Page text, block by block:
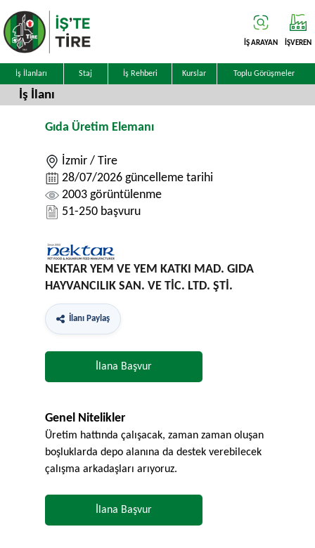
İŞ ARAYAN İŞVEREN
İş İlanları Staj İş Rehberi Kurslar Toplu Görüşmeler
İş İlanı
Gıda Üretim Elemanı
İzmir / Tire
28/07/2026 güncelleme tarihi
2003 görüntülenme
51-250 başvuru
NEKTAR YEM VE YEM KATKI MAD. GIDA
HAYVANCILIK SAN. VE TİC. LTD. ŞTİ.
İlanı Paylaş
İlana Başvur
Genel Nitelikler
Üretim hattında çalışacak, zaman zaman oluşan
boşluklarda depo alanına da destek verebilecek
çalışma arkadaşları arıyoruz.
İlana Başvur